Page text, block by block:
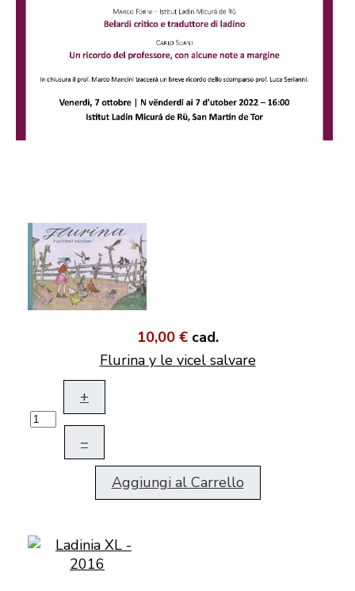
10,00 € cad.
Flurina y le vicel salvare
+
–
Aggiungi al Carrello